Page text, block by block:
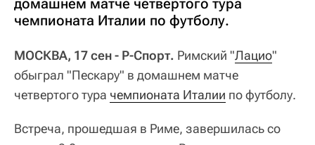
домашнем матче четвертого тура
чемпионата Италии по футболу.
МОСКВА, 17 сен - Р-Спорт. Римский "Лацио"
обыграл "Пескару" в домашнем матче
четвертого тура чемпионата Италии по футболу.
Встреча, прошедшая в Риме, завершилась со